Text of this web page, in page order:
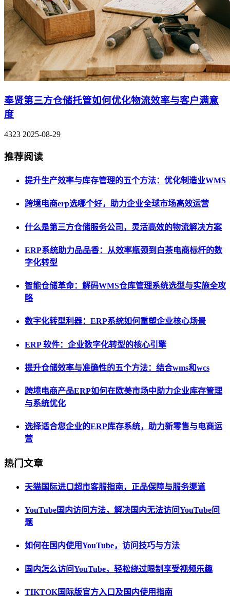
奉贤第三方仓储托管如何优化物流效率与客户满意
度
4323 2025-08-29
推荐阅读
提升生产效率与库存管理的五个方法：优化制造业WMS
跨境电商erp选哪个好，助力企业全球市场高效运营
什么是第三方仓储服务公司，灵活高效的物流解决方案
ERP系统助力品品香：从效率瓶颈到白茶电商标杆的数
字化转型
智能仓储革命：解码WMS仓库管理系统选型与实施全攻
略
数字化转型利器：ERP系统如何重塑企业核心场景
ERP 软件：企业数字化转型的核心引擎
提升仓储效率与准确性的五个方法：结合wms和wcs
跨境电商产品ERP如何在欧美市场中助力企业库存管理
与系统优化
选择适合您企业的ERP库存系统，助力新零售与电商运
营
热门文章
天猫国际进口超市客服指南，正品保障与服务渠道
YouTube国内访问方法，解决国内无法访问YouTube问
题
如何在国内使用YouTube，访问技巧与方法
国内怎么访问YouTube，轻松绕过限制享受视频乐趣
TIKTOK国际版官方入口及国内使用指南